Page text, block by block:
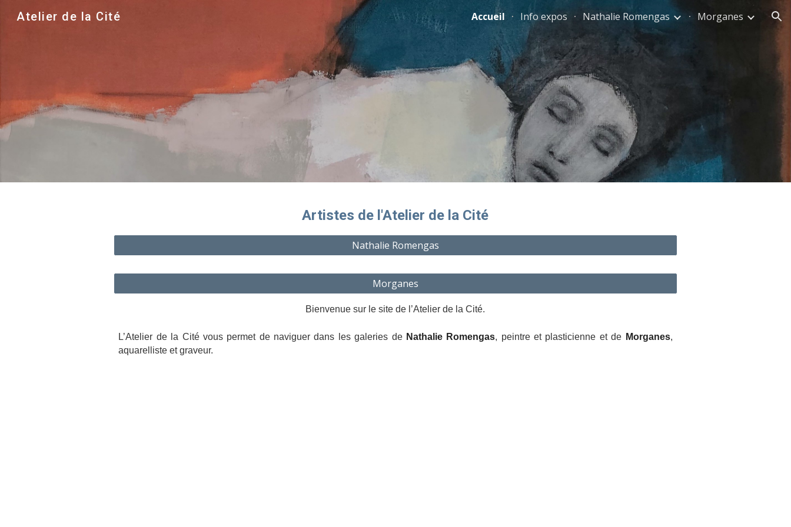
Skip to main content Skip to navigation
Atelier de la Cité Accueil Info expos Nathalie Romengas Morganes
Artistes de l'Atelier de la Cité
Nathalie Romengas
Morganes
Bienvenue sur le site de l’Atelier de la Cité.
L’Atelier de la Cité vous permet de naviguer dans les galeries de Nathalie Romengas, peintre et plasticienne et de Morganes,
aquarelliste et graveur.